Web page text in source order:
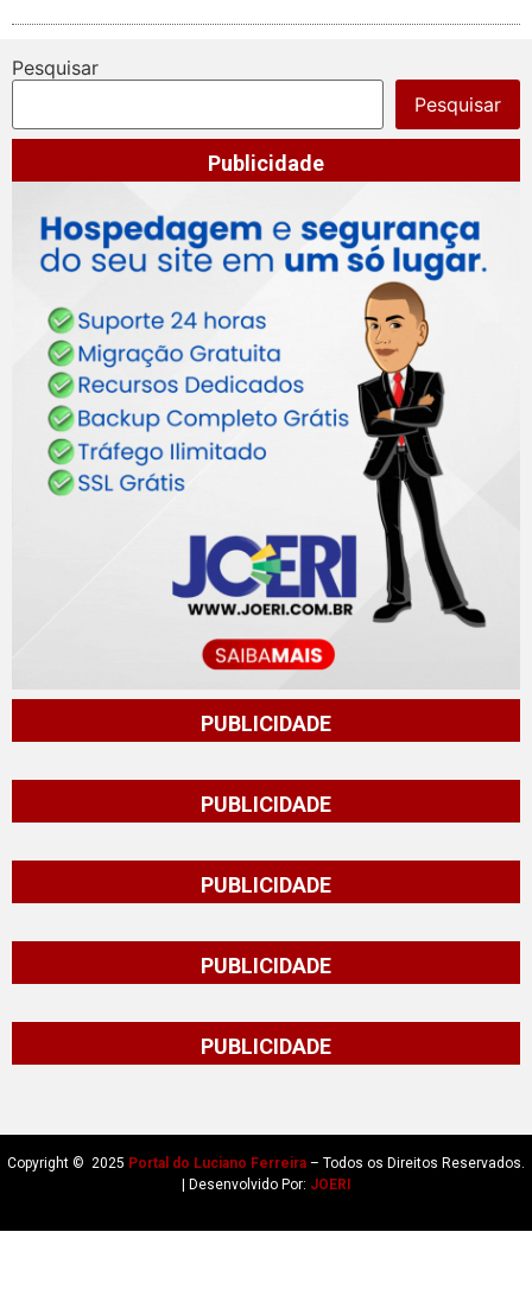
Pesquisar
Pesquisar
Publicidade
PUBLICIDADE
PUBLICIDADE
PUBLICIDADE
PUBLICIDADE
PUBLICIDADE
Copyright © 2025 Portal do Luciano Ferreira – Todos os Direitos Reservados.
| Desenvolvido Por: JOERI